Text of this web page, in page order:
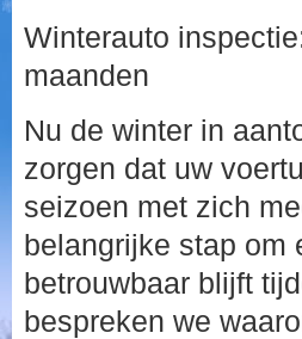
Winterauto
maanden
Nu de winter in
zorgen dat uw
seizoen met zich
belangrijke stap om
betrouwbaar blijft
bespreken we